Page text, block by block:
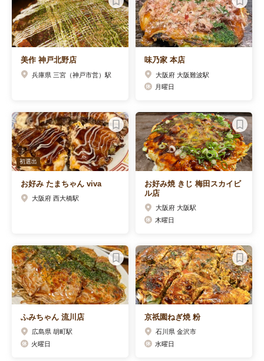
美作 神戸北野店
兵庫県 三宮（神戸市営）駅
味乃家 本店
大阪府 大阪難波駅
月曜日
初選出
お好み たまちゃん viva
大阪府 西大橋駅
お好み焼 きじ 梅田スカイビ
ル店
大阪府 大阪駅
木曜日
ふみちゃん 流川店
広島県 胡町駅
火曜日
京祇園ねぎ焼 粉
石川県 金沢市
水曜日